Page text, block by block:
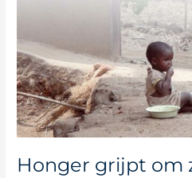
Honger grijpt om